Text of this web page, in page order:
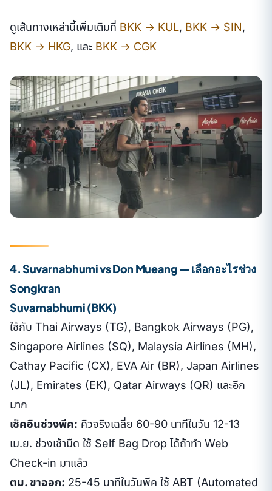
ดูเส้นทางเหล่านี้เพิ่มเติมที่ BKK → KUL, BKK → SIN,
BKK → HKG, และ BKK → CGK
4. Suvarnabhumi vs Don Mueang — เลือกอะไรช่วง
Songkran
Suvarnabhumi (BKK)
ใช้กับ Thai Airways (TG), Bangkok Airways (PG),
Singapore Airlines (SQ), Malaysia Airlines (MH),
Cathay Pacific (CX), EVA Air (BR), Japan Airlines
(JL), Emirates (EK), Qatar Airways (QR) และอีก
มาก
เช็คอินช่วงพีค: คิวจริงเฉลี่ย 60-90 นาทีในวัน 12-13
เม.ย. ช่วงเช้ามืด ใช้ Self Bag Drop ได้ถ้าทำ Web
Check-in มาแล้ว
ตม. ขาออก: 25-45 นาทีในวันพีค ใช้ ABT (Automated